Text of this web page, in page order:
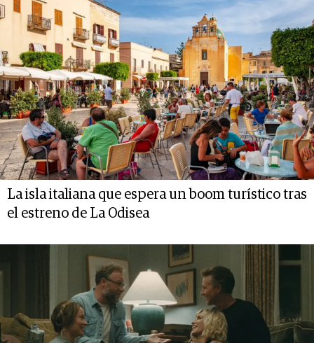
La isla italiana que espera un boom turístico tras
el estreno de La Odisea